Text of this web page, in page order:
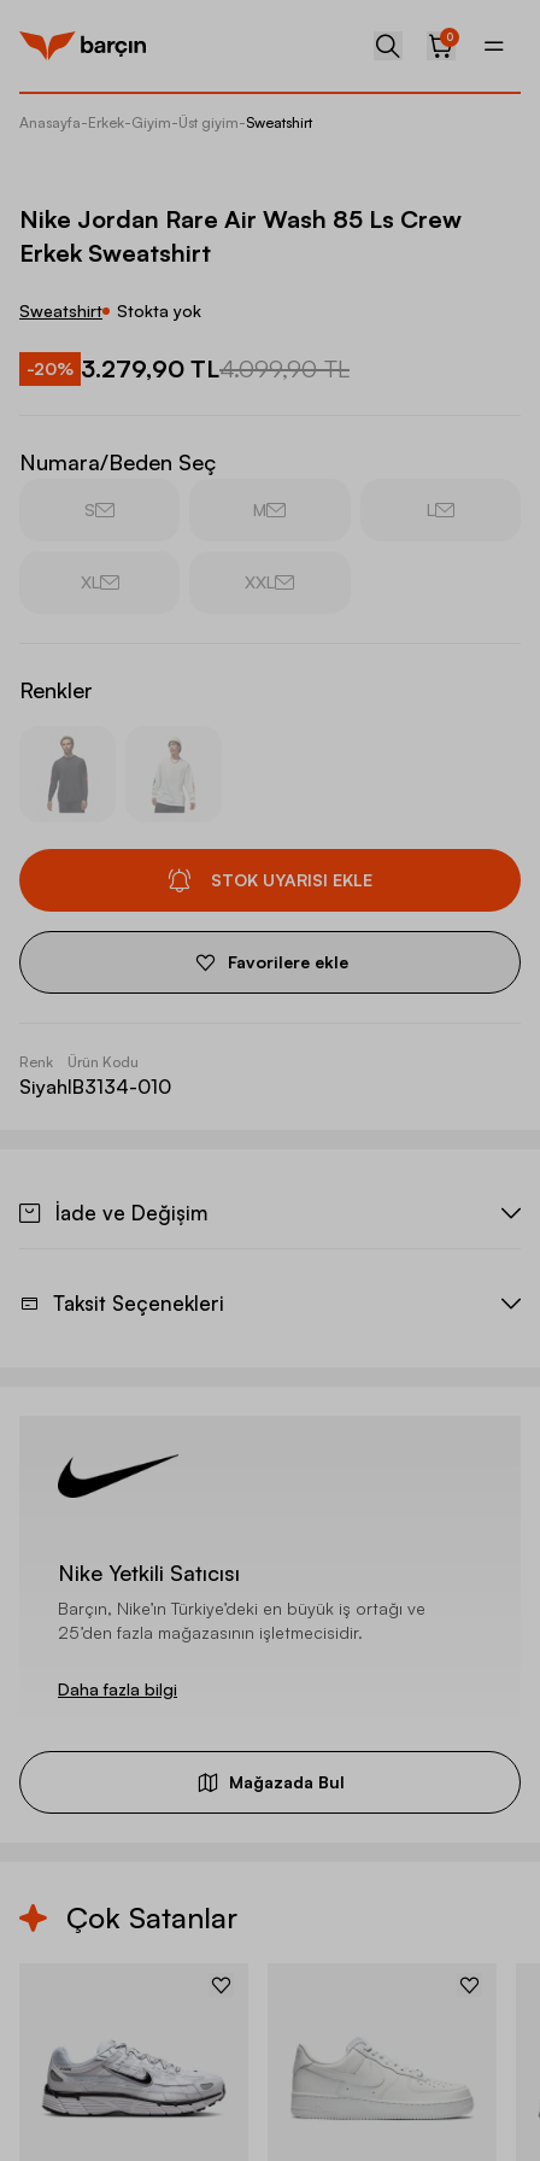
0
Anasayfa-Erkek-Giyim-Üst giyim-Sweatshirt
Nike Jordan Rare Air Wash 85 Ls Crew
Erkek Sweatshirt
Sweatshirt Stokta yok
-20% 3.279,90 TL4.099,90 TL
Numara/Beden Seç
S M L
XL XXL
Renkler
STOK UYARISI EKLE
Favorilere ekle
Renk
Siyah
Ürün Kodu
IB3134-010
İade ve Değişim
Taksit Seçenekleri
Nike Yetkili Satıcısı
Barçın, Nike’ın Türkiye’deki en büyük iş ortağı ve
25’den fazla mağazasının işletmecisidir.
Daha fazla bilgi
Mağazada Bul
Çok Satanlar